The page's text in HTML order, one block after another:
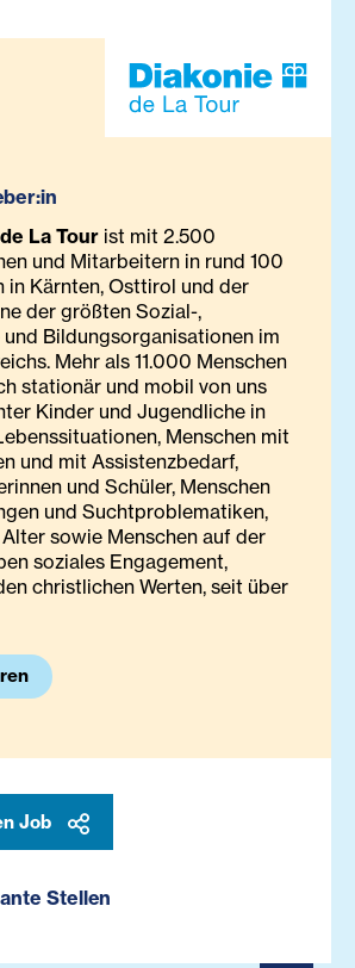
La Tour ist mit 2.500
und Mitarbeitern in rund 100
in Kärnten, Osttirol und der
der größten Sozial-,
Bildungsorganisationen im
Mehr als 11.000 Menschen
stationär und mobil von uns
Kinder und Jugendliche in
Menschen mit
und mit Assistenzbedarf,
und Schüler, Menschen
und Suchtproblematiken,
sowie Menschen auf der
soziales Engagement,
christlichen Werten, seit über
Job
Stellen